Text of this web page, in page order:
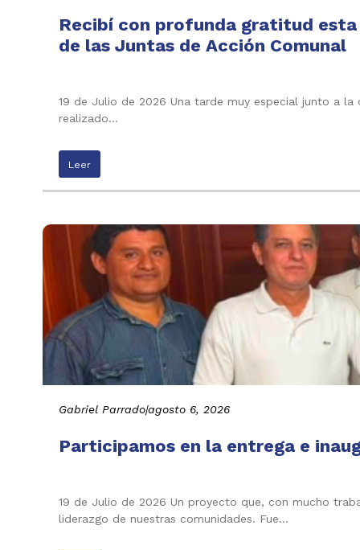
Recibí con profunda gratitud
de las Juntas de Acción Comunal
19 de Julio de 2026 Una tarde muy especial junto a
realizado…
Leer
Gabriel Parrado|agosto 6, 2026
Participamos en la entrega e
19 de Julio de 2026 Un proyecto que, con mucho
liderazgo de nuestras comunidades. Fue…